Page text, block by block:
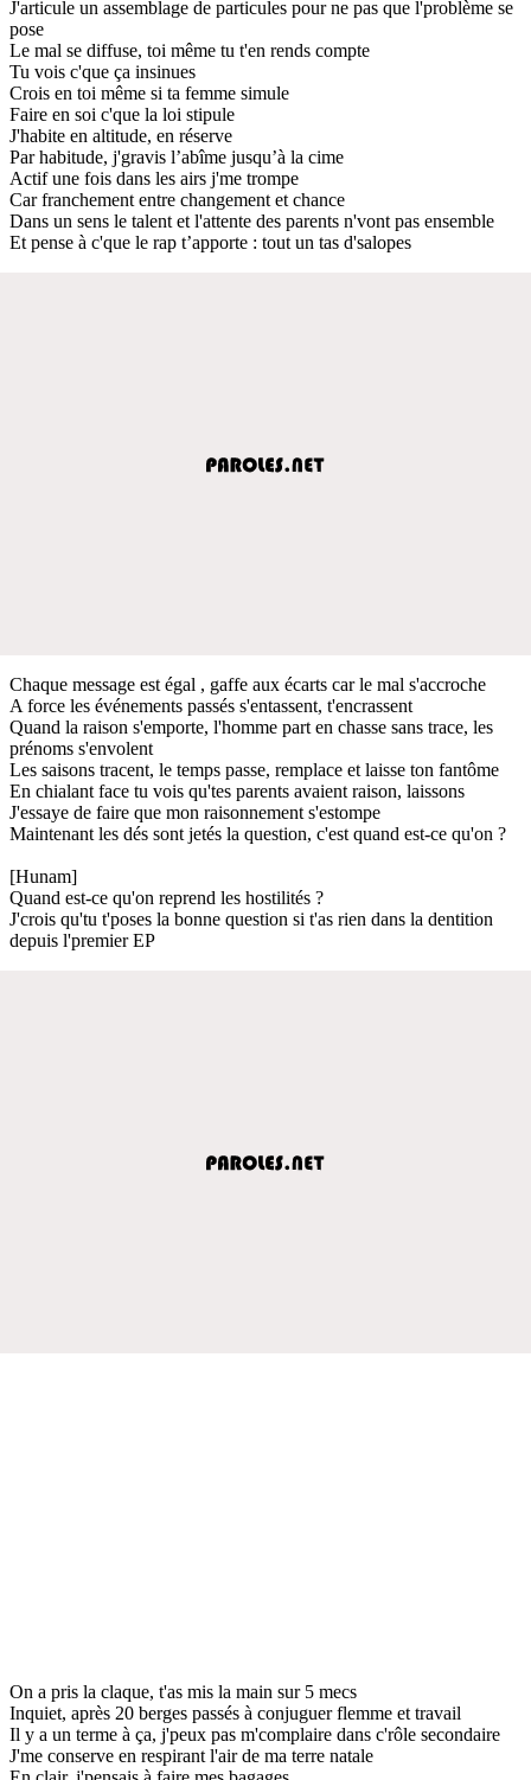
J'articule un assemblage de particules pour ne pas que l'problème se
pose
Le mal se diffuse, toi même tu t'en rends compte
Tu vois c'que ça insinues
Crois en toi même si ta femme simule
Faire en soi c'que la loi stipule
J'habite en altitude, en réserve
Par habitude, j'gravis l’abîme jusqu’à la cime
Actif une fois dans les airs j'me trompe
Car franchement entre changement et chance
Dans un sens le talent et l'attente des parents n'vont pas ensemble
Et pense à c'que le rap t’apporte : tout un tas d'salopes
Chaque message est égal , gaffe aux écarts car le mal s'accroche
A force les événements passés s'entassent, t'encrassent
Quand la raison s'emporte, l'homme part en chasse sans trace, les
prénoms s'envolent
Les saisons tracent, le temps passe, remplace et laisse ton fantôme
En chialant face tu vois qu'tes parents avaient raison, laissons
J'essaye de faire que mon raisonnement s'estompe
Maintenant les dés sont jetés la question, c'est quand est-ce qu'on ?
[Hunam]
Quand est-ce qu'on reprend les hostilités ?
J'crois qu'tu t'poses la bonne question si t'as rien dans la dentition
depuis l'premier EP
On a pris la claque, t'as mis la main sur 5 mecs
Inquiet, après 20 berges passés à conjuguer flemme et travail
Il y a un terme à ça, j'peux pas m'complaire dans c'rôle secondaire
J'me conserve en respirant l'air de ma terre natale